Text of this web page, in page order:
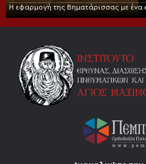
Η εφαρμογή της Βηματάρισσας με ένα